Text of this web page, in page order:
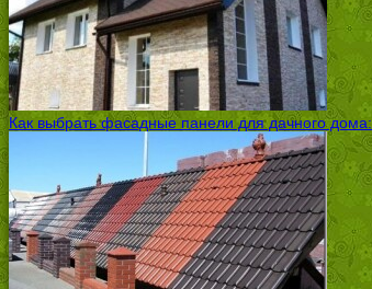
Как выбрать фасадные панели для дачного дома: